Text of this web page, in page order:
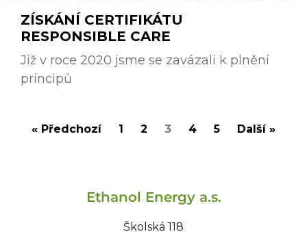
ZÍSKÁNÍ CERTIFIKÁTU
RESPONSIBLE CARE
Již v roce 2020 jsme se zavázali k plnění
principů
« Předchozí 1 2 3 4 5 Další »
Ethanol Energy a.s.
Školská 118